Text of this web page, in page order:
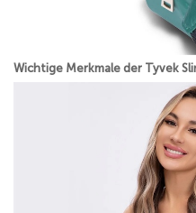
Wichtige Merkmale der Tyvek